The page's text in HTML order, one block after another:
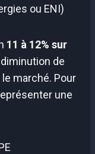
ou ENI)
11 à 12% sur
de
marché. Pour
une